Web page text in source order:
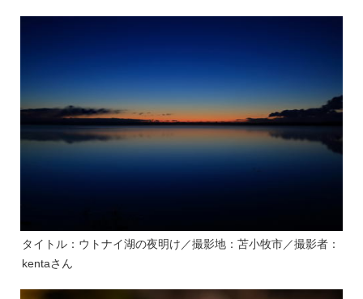
タイトル：ウトナイ湖の夜明け／撮影地：苫小牧市／撮影者：
kentaさん